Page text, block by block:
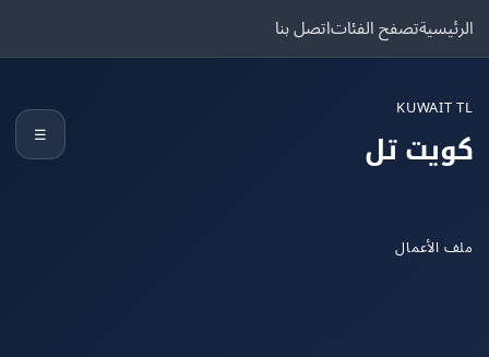
تصفح الفئاتاتصل بنا
تل